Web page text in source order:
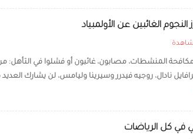
الغائبين عن الأولمبياد
المنشطات، مصابون، غائبون أو فشلوا في التأهل:
نادال، روجيه فيدرر وسيرينا وليامس، لن يشارك
في كل الرياضات